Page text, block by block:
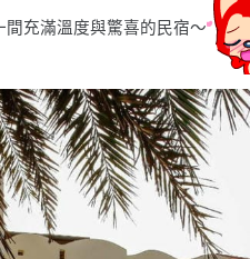
間充滿溫度與驚喜的民宿〜